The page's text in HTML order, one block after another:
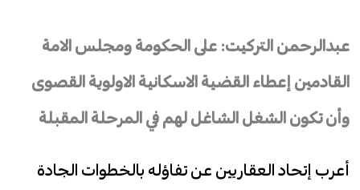
عبدالرحمن التركيت: على الحكومة ومجلس الامة
القادمين إعطاء القضية الاسكانية الاولوية القصوى
وأن تكون الشغل الشاغل لهم في المرحلة المقبلة
أعرب إتحاد العقاريين عن تفاؤله بالخطوات الجادة